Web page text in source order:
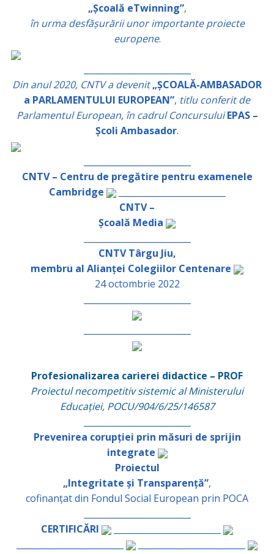
„Școală eTwinning”,
în urma desfășurării unor importante proiecte
europene.
Din anul 2020, CNTV a devenit „ȘCOALĂ-AMBASADOR
a PARLAMENTULUI EUROPEAN”, titlu conferit de
Parlamentul European, în cadrul Concursului EPAS –
Școli Ambasador.
CNTV – Centru de pregătire pentru examenele
Cambridge
_________________________
CNTV –
Școală Media
CNTV Târgu Jiu,
membru al Alianței Colegiilor Centenare
24 octombrie 2022
Profesionalizarea carierei didactice – PROF
Proiectul necompetitiv sistemic al Ministerului
Educației, POCU/904/6/25/146587
Prevenirea corupției prin măsuri de sprijin
integrate
Proiectul
„Integritate și Transparență”,
cofinanțat din Fondul Social European prin POCA
CERTIFICĂRI